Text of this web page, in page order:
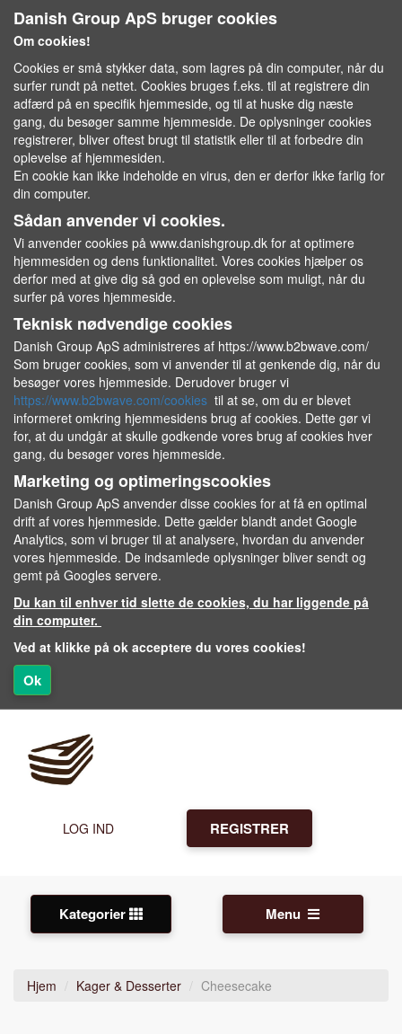
Danish Group ApS bruger cookies
Om cookies!
Cookies er små stykker data, som lagres på din computer, når du
surfer rundt på nettet. Cookies bruges f.eks. til at registrere din
adfærd på en specifik hjemmeside, og til at huske dig næste
gang, du besøger samme hjemmeside. De oplysninger cookies
registrerer, bliver oftest brugt til statistik eller til at forbedre din
oplevelse af hjemmesiden.
En cookie kan ikke indeholde en virus, den er derfor ikke farlig for
din computer.
Sådan anvender vi cookies.
Vi anvender cookies på www.danishgroup.dk for at optimere
hjemmesiden og dens funktionalitet. Vores cookies hjælper os
derfor med at give dig så god en oplevelse som muligt, når du
surfer på vores hjemmeside.
Teknisk nødvendige cookies
Danish Group ApS administreres af https://www.b2bwave.com/
Som bruger cookies, som vi anvender til at genkende dig, når du
besøger vores hjemmeside. Derudover bruger vi
https://www.b2bwave.com/cookies til at se, om du er blevet
informeret omkring hjemmesidens brug af cookies. Dette gør vi
for, at du undgår at skulle godkende vores brug af cookies hver
gang, du besøger vores hjemmeside.
Marketing og optimeringscookies
Danish Group ApS anvender disse cookies for at få en optimal
drift af vores hjemmeside. Dette gælder blandt andet Google
Analytics, som vi bruger til at analysere, hvordan du anvender
vores hjemmeside. De indsamlede oplysninger bliver sendt og
gemt på Googles servere.
Du kan til enhver tid slette de cookies, du har liggende på
din computer.
Ved at klikke på ok acceptere du vores cookies!
Ok
LOG IND REGISTRER
Kategorier Menu
Hjem Kager & Desserter Cheesecake